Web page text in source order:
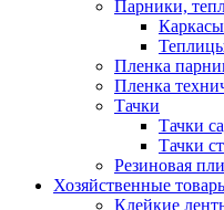
Парники,
Пленка
Пленка
Тачки
Тачки
Тачки
Резиновая
Хозяйственные
Клейкие